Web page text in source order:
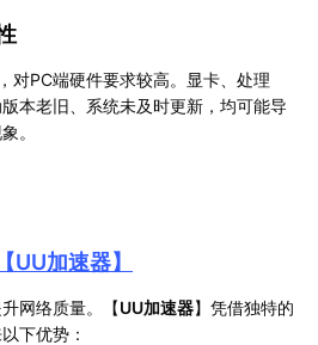
对PC端硬件要求较高。显卡、处理
本老旧、系统未及时更新，均可能导
。
【UU加速器】
网络质量。【UU加速器】凭借独特的
下优势：